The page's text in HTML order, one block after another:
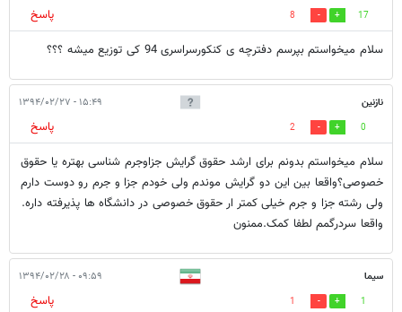
17
8
پاسخ
سلام میخواستم بپرسم دفترچه ی کنکورسراسری 94 کی توزیع میشه ؟؟؟
نازنین ۱۵:۴۹ - ۱۳۹۴/۰۲/۲۷
0
2
پاسخ
سلام میخواستم بدونم برای ارشد حقوق گرایش جزاوجرم شناسی بهتره یا حقوق
خصوصی؟واقعا بین این دو گرایش موندم ولی خودم جزا و جرم رو دوست دارم
ولی رشته جزا و جرم خیلی کمتر ار حقوق خصوصی در دانشگاه ها پذیرفته داره.
واقعا سردرگمم لطفا کمک.ممنون
سیما ۰۹:۵۹ - ۱۳۹۴/۰۲/۲۸
1
1
پاسخ